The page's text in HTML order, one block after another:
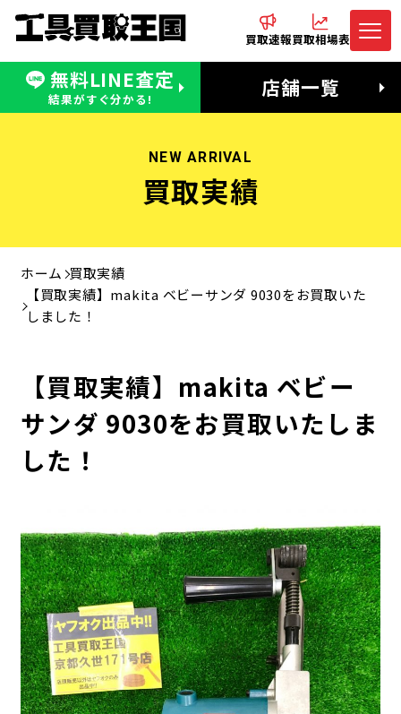
買取速報買取相場表
無料LINE査定
結果がすぐ分かる! 店舗一覧
無料LINE査定
受付：11:00〜19:00 木曜定休日
電話でお問合わせ
営業時間：11:00〜20:00
NEW ARRIVAL
買取実績
ホーム 買取実績
【買取実績】makita ベビーサンダ 9030をお買取いた
しました！
【買取実績】makita ベビー
サンダ 9030をお買取いたしま
した！